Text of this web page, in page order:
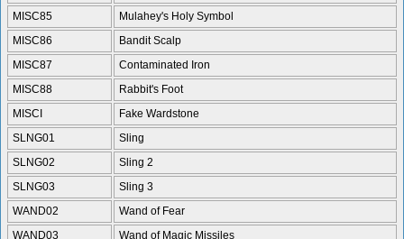
MISC85
Mulahey's Holy Symbol
MISC86
Bandit Scalp
MISC87
Contaminated Iron
MISC88
Rabbit's Foot
MISCI
Fake Wardstone
SLNG01
Sling
SLNG02
Sling 2
SLNG03
Sling 3
WAND02
Wand of Fear
WAND03
Wand of Magic Missiles